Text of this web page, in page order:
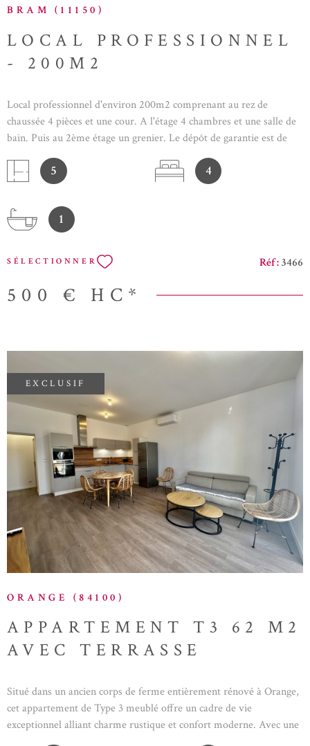
BRAM (11150)
LOCAL PROFESSIONNEL
- 200M2
Local professionnel d'environ 200m2 comprenant au rez de
chaussée 4 pièces et une cour. A l'étage 4 chambres et une salle de
bain. Puis au 2ème étage un grenier. Le dépôt de garantie est de
600 €. Les frais d'agence sont de 475.20€ . Visuels de projection
d'un salon d'esthétique générés par l'IA.
5 4
1
SÉLECTIONNER Réf :3466
500 € HC*
ORANGE (84100)
APPARTEMENT T3 62 M2
AVEC TERRASSE
Situé dans un ancien corps de ferme entièrement rénové à Orange,
cet appartement de Type 3 meublé offre un cadre de vie
exceptionnel alliant charme rustique et confort moderne. Avec une
superficie de 62 m2, ce logement spacieux et lumineux vous
EXCLUSIF
VOIR LE BIEN